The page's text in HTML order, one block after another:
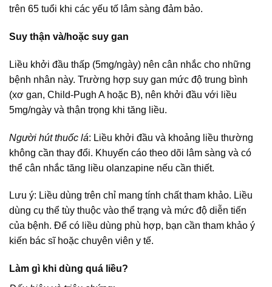
trên 65 tuổi khi các yếu tố lâm sàng đảm bảo.
Suy thận và/hoặc suy gan
Liều khởi đầu thấp (5mg/ngày) nên cân nhắc cho những
bệnh nhân này. Trường hợp suy gan mức độ trung bình
(xơ gan, Child-Pugh A hoặc B), nên khởi đầu với liều
5mg/ngày và thận trọng khi tăng liều.
Người hút thuốc lá: Liều khởi đầu và khoảng liều thường
không cần thay đổi. Khuyến cáo theo dõi lâm sàng và có
thể cân nhắc tăng liều olanzapine nếu cần thiết.
Lưu ý: Liều dùng trên chỉ mang tính chất tham khảo. Liều
dùng cụ thể tùy thuộc vào thể trạng và mức độ diễn tiến
của bệnh. Để có liều dùng phù hợp, bạn cần tham khảo ý
kiến bác sĩ hoặc chuyên viên y tế.
Làm gì khi dùng quá liều?